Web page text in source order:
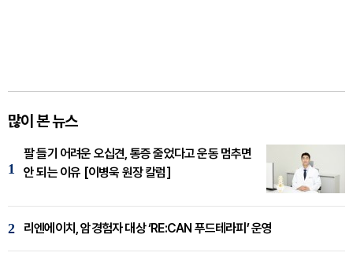
많이 본 뉴스
1
팔 들기 어려운 오십견, 통증 줄었다고 운동 멈추면
안 되는 이유 [이병욱 원장 칼럼]
2 리엔에이치, 암경험자 대상 ‘RE:CAN 푸드테라피’ 운영